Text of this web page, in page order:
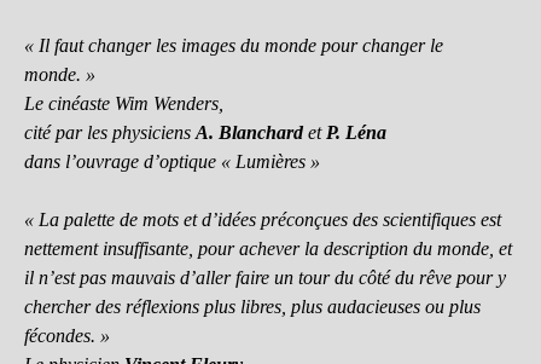
« Il faut changer les images du monde pour changer le
monde. »
Le cinéaste Wim Wenders,
cité par les physiciens A. Blanchardet P. Léna
dans l’ouvrage d’optique « Lumières »
« La palette de mots et d’idées préconçues des scientifiques est
nettement insuffisante, pour achever la description du monde, et
il n’est pas mauvais d’aller faire un tour du côté du rêve pour y
chercher des réflexions plus libres, plus audacieuses ou plus
fécondes. »